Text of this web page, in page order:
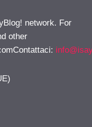
network. For
other
: